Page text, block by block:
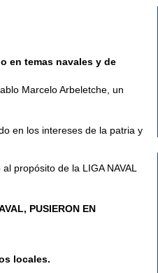
en temas navales y de
Marcelo Arbeletche, un
en los intereses de la patria y
propósito de la LIGA NAVAL
PUSIERON EN
locales.